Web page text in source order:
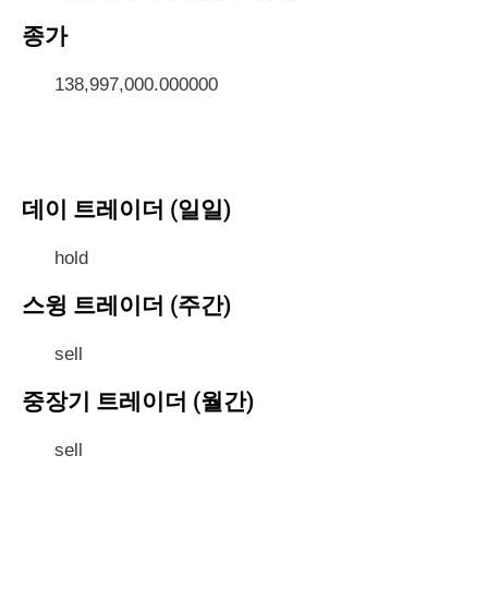
종가
138,997,000.000000
데이 트레이더 (일일)
hold
스윙 트레이더 (주간)
sell
중장기 트레이더 (월간)
sell